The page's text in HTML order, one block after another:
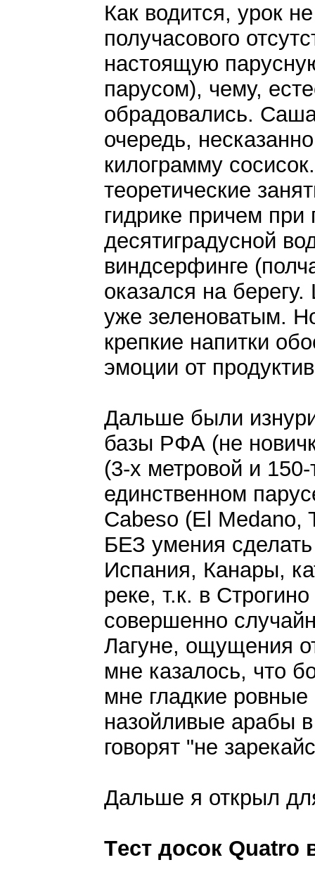
Как водится, урок
получасового
настоящую
парусом), чему,
обрадовались.
очередь,
килограмму
теоретические
гидрике причем при
десятиградусной
виндсерфинге
оказался на
уже зеленоватым.
крепкие напитки
эмоции от
Дальше были
базы РФА (не
(3-х метровой и
единственном
Cabeso (El Medano,
БЕЗ умения
Испания, Канары,
реке, т.к. в
совершенно
Лагуне, ощущения
мне казалось, что
мне гладкие
назойливые арабы
говорят "не
Дальше я открыл
Tест досок Quatro